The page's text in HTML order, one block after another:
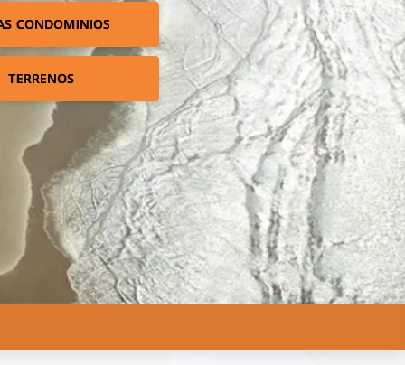
CONDOMINIOS
TERRENOS